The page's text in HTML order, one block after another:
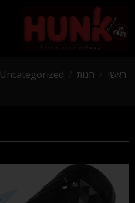
ראשי חנות Uncategorized